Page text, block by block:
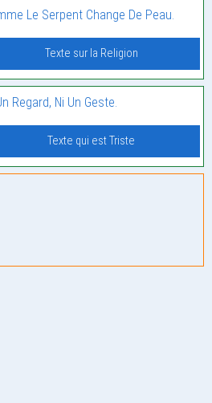
Le Serpent Change De Peau.
Texte sur la Religion
Regard, Ni Un Geste.
Texte qui est Triste